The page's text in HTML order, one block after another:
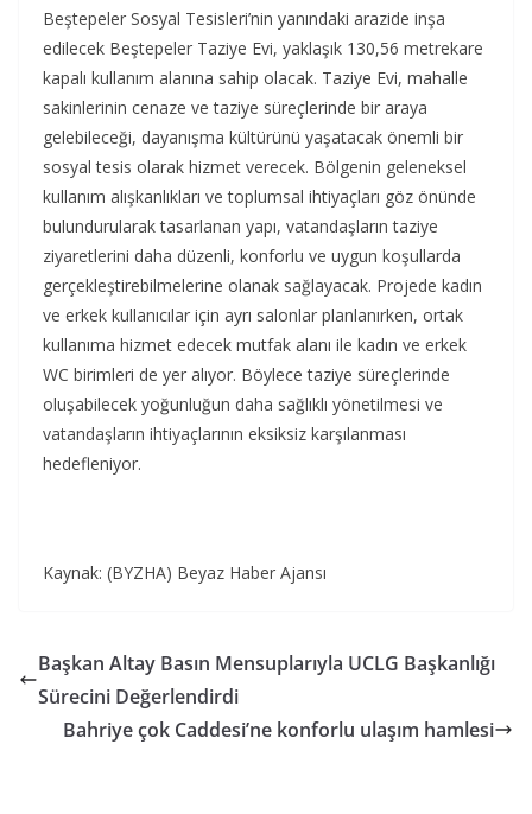
Beştepeler Sosyal Tesisleri’nin yanındaki arazide inşa
edilecek Beştepeler Taziye Evi, yaklaşık 130,56 metrekare
kapalı kullanım alanına sahip olacak. Taziye Evi, mahalle
sakinlerinin cenaze ve taziye süreçlerinde bir araya
gelebileceği, dayanışma kültürünü yaşatacak önemli bir
sosyal tesis olarak hizmet verecek. Bölgenin geleneksel
kullanım alışkanlıkları ve toplumsal ihtiyaçları göz önünde
bulundurularak tasarlanan yapı, vatandaşların taziye
ziyaretlerini daha düzenli, konforlu ve uygun koşullarda
gerçekleştirebilmelerine olanak sağlayacak. Projede kadın
ve erkek kullanıcılar için ayrı salonlar planlanırken, ortak
kullanıma hizmet edecek mutfak alanı ile kadın ve erkek
WC birimleri de yer alıyor. Böylece taziye süreçlerinde
oluşabilecek yoğunluğun daha sağlıklı yönetilmesi ve
vatandaşların ihtiyaçlarının eksiksiz karşılanması
hedefleniyor.
Kaynak: (BYZHA) Beyaz Haber Ajansı
Başkan Altay Basın Mensuplarıyla UCLG Başkanlığı
Sürecini Değerlendirdi
Bahriye çok Caddesi’ne konforlu ulaşım hamlesi